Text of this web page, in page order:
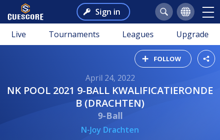
Sign in
Live Tournaments Leagues Upgrade
FOLLOW
April 24, 2022
NK POOL 2021 9-BALL KWALIFICATIERONDE
B (DRACHTEN)
9-Ball
N-Joy Drachten